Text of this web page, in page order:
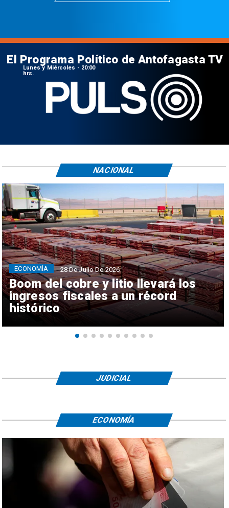
El Programa Político de Antofagasta TV
Lunes y Miércoles - 20:00
hrs.
Boom del cobre y litio llevará los
ingresos fiscales a un récord
histórico
ECONOMÍA 28 De Julio De 2026
NACIONAL
JUDICIAL
ECONOMÍA